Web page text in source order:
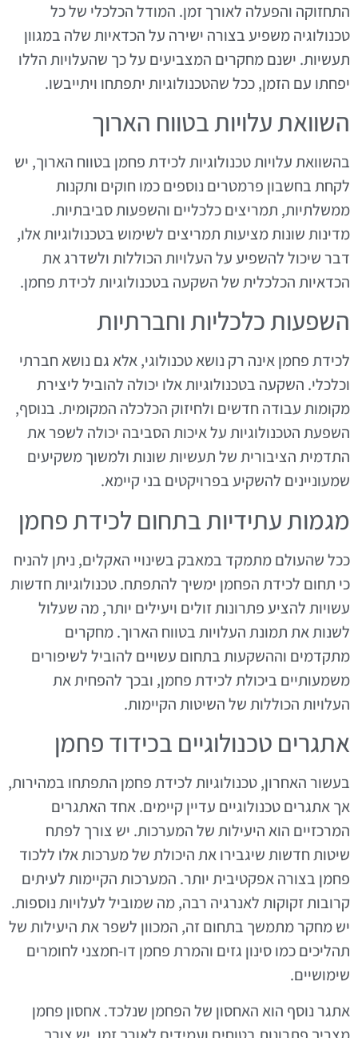
התחזוקה והפעלה לאורך זמן. המודל הכלכלי של כל
טכנולוגיה משפיע בצורה ישירה על הכדאיות שלה במגוון
תעשיות. ישנם מחקרים המצביעים על כך שהעלויות הללו
יפחתו עם הזמן, ככל שהטכנולוגיות יתפתחו ויתייבשו.
השוואת עלויות בטווח הארוך
בהשוואת עלויות טכנולוגיות לכידת פחמן בטווח הארוך, יש
לקחת בחשבון פרמטרים נוספים כמו חוקים ותקנות
ממשלתיות, תמריצים כלכליים והשפעות סביבתיות.
מדינות שונות מציעות תמריצים לשימוש בטכנולוגיות אלו,
דבר שיכול להשפיע על העלויות הכוללות ולשדרג את
הכדאיות הכלכלית של השקעה בטכנולוגיות לכידת פחמן.
השפעות כלכליות וחברתיות
לכידת פחמן אינה רק נושא טכנולוגי, אלא גם נושא חברתי
וכלכלי. השקעה בטכנולוגיות אלו יכולה להוביל ליצירת
מקומות עבודה חדשים ולחיזוק הכלכלה המקומית. בנוסף,
השפעת הטכנולוגיות על איכות הסביבה יכולה לשפר את
התדמית הציבורית של תעשיות שונות ולמשוך משקיעים
שמעוניינים להשקיע בפרויקטים בני קיימא.
מגמות עתידיות בתחום לכידת פחמן
ככל שהעולם מתמקד במאבק בשינויי האקלים, ניתן להניח
כי תחום לכידת הפחמן ימשיך להתפתח. טכנולוגיות חדשות
עשויות להציע פתרונות זולים ויעילים יותר, מה שעלול
לשנות את תמונת העלויות בטווח הארוך. מחקרים
מתקדמים וההשקעות בתחום עשויים להוביל לשיפורים
משמעותיים ביכולת לכידת פחמן, ובכך להפחית את
העלויות הכוללות של השיטות הקיימות.
אתגרים טכנולוגיים בכידוד פחמן
בעשור האחרון, טכנולוגיות לכידת פחמן התפתחו במהירות,
אך אתגרים טכנולוגיים עדיין קיימים. אחד האתגרים
המרכזיים הוא היעילות של המערכות. יש צורך לפתח
שיטות חדשות שיגבירו את היכולת של מערכות אלו ללכוד
פחמן בצורה אפקטיבית יותר. המערכות הקיימות לעיתים
קרובות זקוקות לאנרגיה רבה, מה שמוביל לעלויות נוספות.
יש מחקר מתמשך בתחום זה, המכוון לשפר את היעילות של
תהליכים כמו סינון גזים והמרת פחמן דו-חמצני לחומרים
שימושיים.
אתגר נוסף הוא האחסון של הפחמן שנלכד. אחסון פחמן